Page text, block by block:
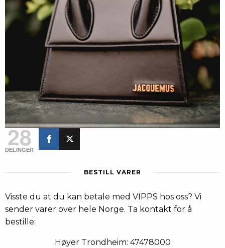
28
DELINGER
BESTILL VARER
Visste du at du kan betale med VIPPS hos oss? Vi
sender varer over hele Norge. Ta kontakt for å
bestille:
Høyer Trondheim: 47478000